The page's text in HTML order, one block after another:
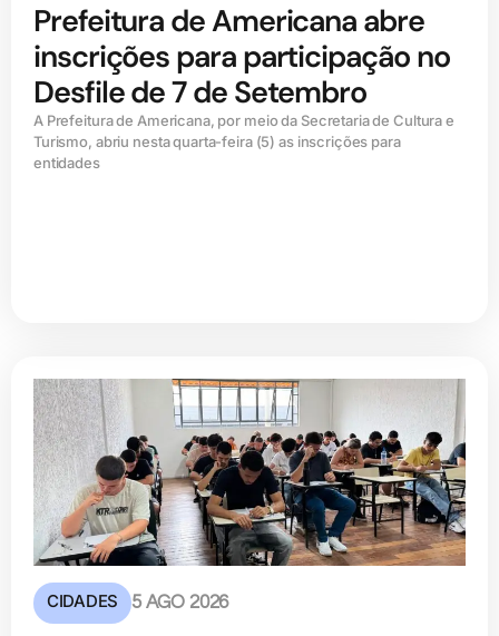
Prefeitura de Americana abre
inscrições para participação no
Desfile de 7 de Setembro
A Prefeitura de Americana, por meio da Secretaria de Cultura e
Turismo, abriu nesta quarta-feira (5) as inscrições para
entidades
CIDADES 5 AGO 2026